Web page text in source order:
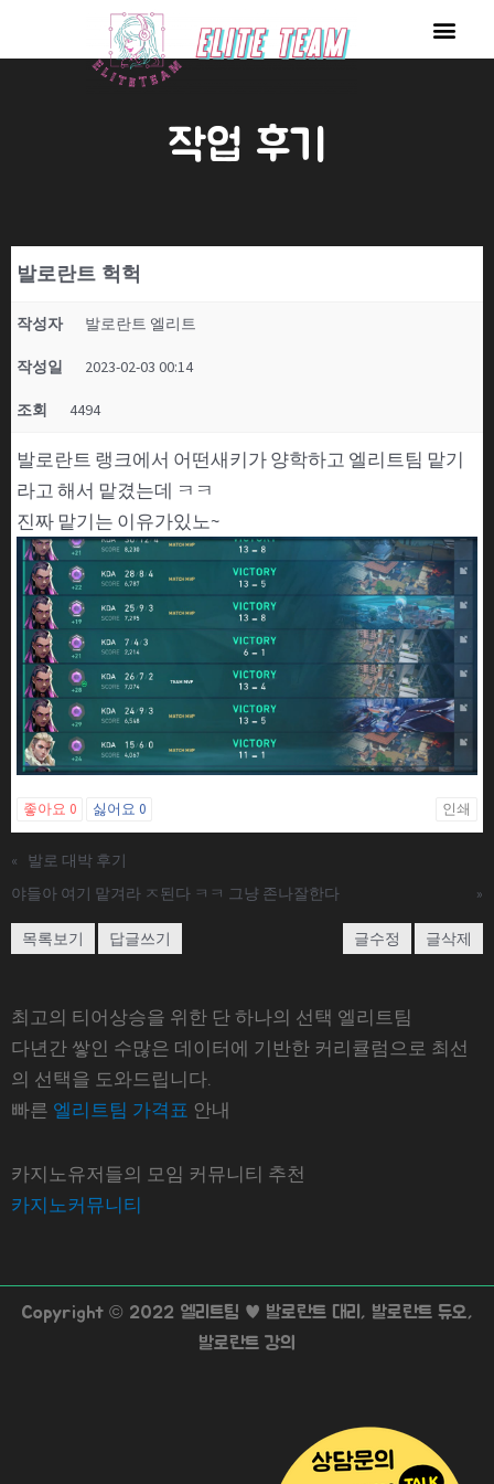
작업 후기
발로란트 헉헉
작성자 발로란트 엘리트
작성일 2023-02-03 00:14
조회 4494
발로란트 랭크에서 어떤새키가 양학하고 엘리트팀 맡기
라고 해서 맡겼는데 ㅋㅋ
진짜 맡기는 이유가있노~
좋아요 0 싫어요 0 인쇄
«
발로 대박 후기
야들아 여기 맡겨라 ㅈ된다 ㅋㅋ 그냥 존나잘한다
»
목록보기 답글쓰기 글수정 글삭제
최고의 티어상승을 위한 단 하나의 선택 엘리트팀
다년간 쌓인 수많은 데이터에 기반한 커리큘럼으로 최선
의 선택을 도와드립니다.
빠른 엘리트팀 가격표 안내
카지노유저들의 모임 커뮤니티 추천
카지노커뮤니티
Copyright © 2022 엘리트팀 ♥ 발로란트 대리, 발로란트 듀오,
발로란트 강의